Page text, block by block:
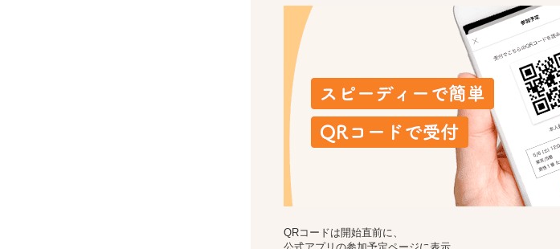
QRコードは開始直前に、